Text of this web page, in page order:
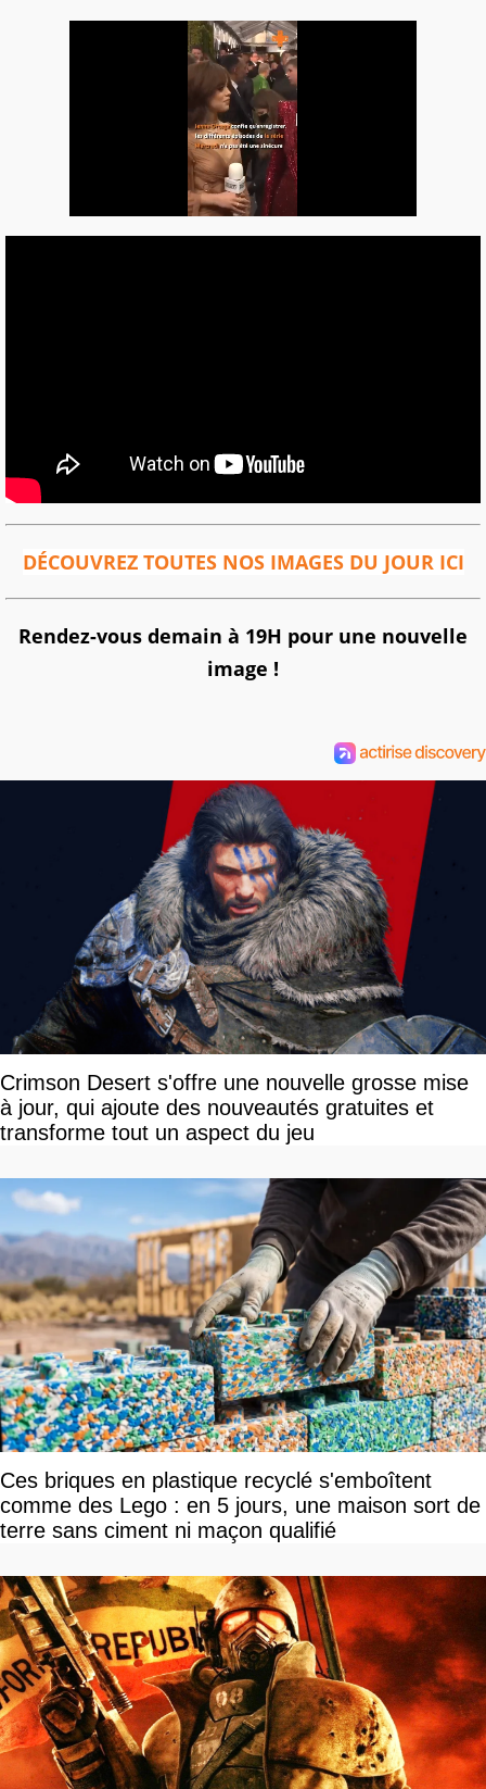
DÉCOUVREZ TOUTES NOS IMAGES DU JOUR ICI
Rendez-vous demain à 19H pour une nouvelle
image !
Crimson Desert s'offre une nouvelle grosse mise
à jour, qui ajoute des nouveautés gratuites et
transforme tout un aspect du jeu
Ces briques en plastique recyclé s'emboîtent
comme des Lego : en 5 jours, une maison sort de
terre sans ciment ni maçon qualifié